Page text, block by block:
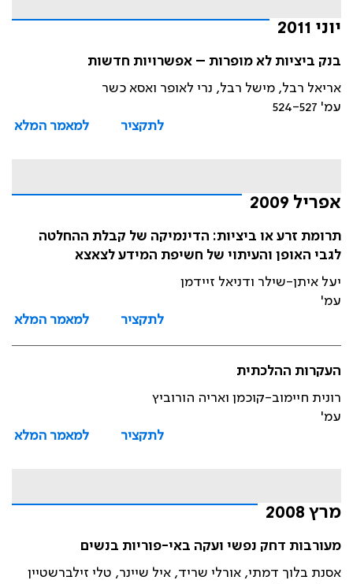
יוני 2011
בנק ביציות לא מופרות – אפשרויות חדשות
אריאל רבל, מישל רבל, נרי לאופר ואסא כשר
עמ' 524-527
לתקציר
למאמר המלא
אפריל 2009
תרומת זרע או ביציות: הדינמיקה של קבלת ההחלטה
לגבי האופן והעיתוי של חשיפת המידע לצאצא
יעל איתן-שילר ודניאל זיידמן
עמ'
לתקציר
למאמר המלא
העקרות ההלכתית
רונית חיימוב-קוכמן ואריה הורוביץ
עמ'
לתקציר
למאמר המלא
מרץ 2008
מעורבות דחק נפשי ועקה באי-פוריות בנשים
אסנת בלוך דמתי, אורלי שריד, איל שיינר, טלי זילברשטיין